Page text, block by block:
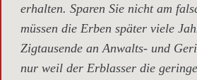
erhalten. Sparen Sie nicht am
müssen die Erben später viele
Zigtausende an Anwalts- und
nur weil der Erblasser die